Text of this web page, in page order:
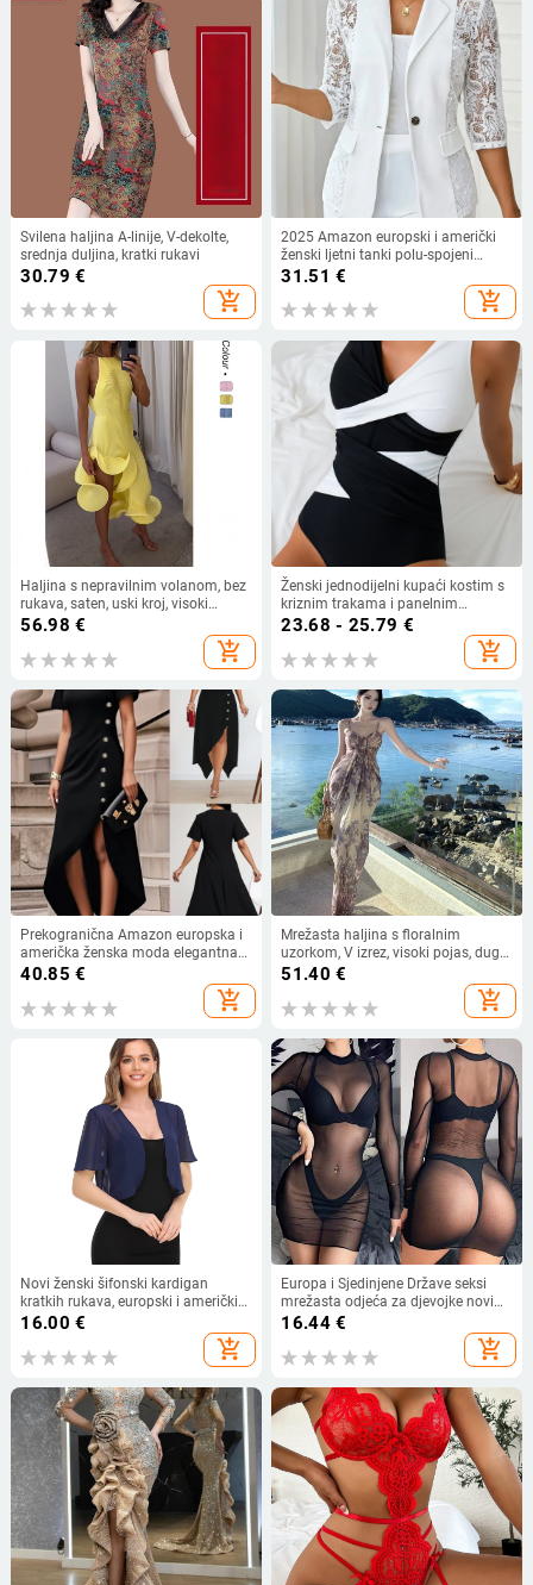
Svilena haljina A-linije, V-dekolte,
srednja duljina, kratki rukavi
30.79 €
add_shopping_cart
2025 Amazon europski i američki
ženski ljetni tanki polu-spojeni
čipkasti mali top s jednim gumbom
31.51 €
add_shopping_cart
Haljina s nepravilnim volanom, bez
rukava, saten, uski kroj, visoki
ovratnik
56.98 €
add_shopping_cart
Ženski jednodijelni kupaći kostim s
kriznim trakama i panelnim
dizajnom; čelična podrška; brzo se
23.68 - 25.79 €
add_shopping_cart
Prekogranična Amazon europska i
američka ženska moda elegantna
nepravilna haljina s ukrasom od
40.85 €
add_shopping_cart
Mrežasta haljina s floralnim
uzorkom, V izrez, visoki pojas, duga
ljetna haljina
51.40 €
add_shopping_cart
Novi ženski šifonski kardigan
kratkih rukava, europski i američki
Amazon Ljeto 2022.
16.00 €
add_shopping_cart
Europa i Sjedinjene Države seksi
mrežasta odjeća za djevojke novi
ljetni bikini iskušenje perspektiva
mrežasti kupaći kostimi s dugim
rukavima za plažu veleprodaja
16.44€
add_shopping_cart